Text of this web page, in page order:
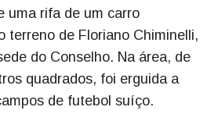
uma rifa de um carro
terreno de Floriano Chiminelli,
do Conselho. Na área, de
quadrados, foi erguida a
de futebol suíço.